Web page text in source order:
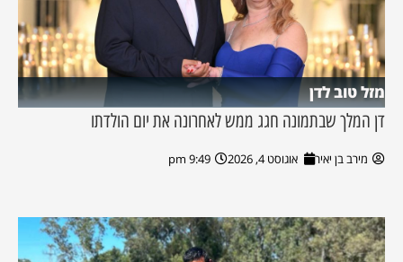
מזל טוב לדן
דן המלך שבתמונה חגג ממש לאחרונה את יום הולדתו
מירב בן יאיר אוגוסט 4, 2026 9:49 pm